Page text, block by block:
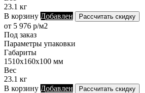
23.1 кг
В корзину Добавлен Рассчитать скидку
от 5 976 р/м2
Под заказ
Параметры упаковки
Габариты
1510х160х100 мм
Вес
23.1 кг
В корзину Добавлен Рассчитать скидку